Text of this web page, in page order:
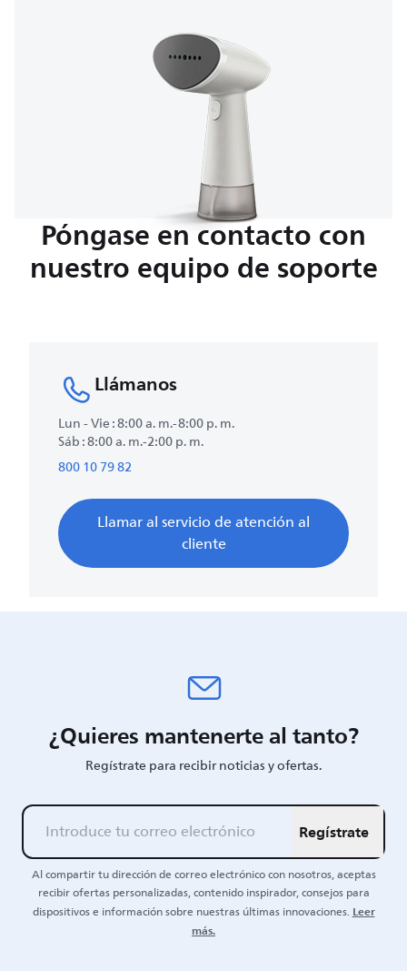
Póngase en contacto con
nuestro equipo de soporte
Llámanos
Lun - Vie : 8:00 a. m.-8:00 p. m.
Sáb : 8:00 a. m.-2:00 p. m.
800 10 79 82
Llamar al servicio de atención al
cliente
¿Quieres mantenerte al tanto?
Regístrate para recibir noticias y ofertas.
Regístrate
Al compartir tu dirección de correo electrónico con nosotros, aceptas
recibir ofertas personalizadas, contenido inspirador, consejos para
dispositivos e información sobre nuestras últimas innovaciones.Leer
más.